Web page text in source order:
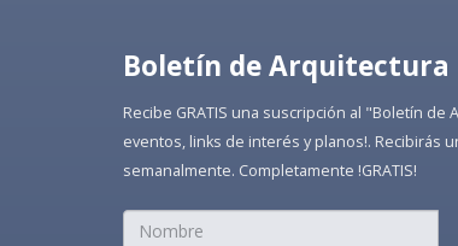
Boletín de Arquitectura
Recibe GRATIS una suscripción al "Boletín
eventos, links de interés y planos!. Recibirás
semanalmente. Completamente !GRATIS!